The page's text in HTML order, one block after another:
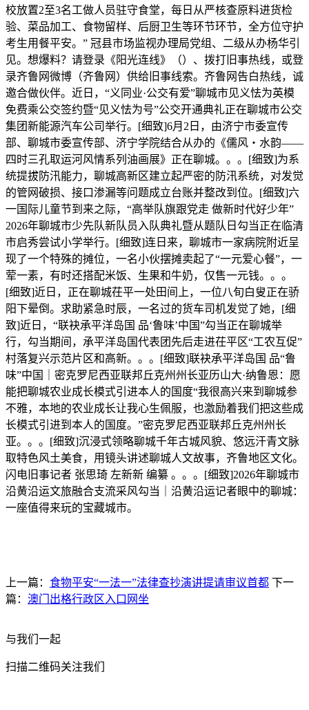
校放置2至3名工做人员驻守食堂，每日从严核查原料进货检
验、菜品加工、食物留样、后厨卫生等环节环节，全方位守护
考生用餐平安。” 冠县市场监视办理局党组、二级从办杨华引
见。想爆料？请登录《阳光连线》（）、拨打旧事热线，或登
录齐鲁网微博（齐鲁网）供给旧事线索。齐鲁网告白热线，诚
邀合做伙伴。近日，“义同业·公交有爱”聊城市见义怯为英模
免费乘公交签约暨“见义怯为号”公交开通典礼正在聊城市公交
集团新能源汽车公司举行。[细致]6月2日，由济宁市委宣传
部、聊城市委宣传部、济宁学院结合从办的《儒风・水韵——
四时三孔取运河风情系列油画展》正在聊城。。。[细致]为系
统提拔防汛能力，聊城高新区建立起严密的防汛系统，对发觉
的管网破损、接口渗漏等问题成立台账并整改到位。[细致]六
一国际儿童节到来之际，“高举队旗跟党走 做新时代好少年”
2026年聊城市少先队新队员入队典礼暨从题队日勾当正在临清
市启秀尝试小学举行。[细致]连日来，聊城市一家病院附近呈
现了一个特殊的摊位，一名小伙摆摊卖起了“一元爱心餐”，一
荤一素，有时还搭配米饭、生果和牛奶，仅售一元钱。。。
[细致]近日，正在聊城茌平一处田间上，一位八旬白叟正在骄
阳下晕倒。求助紧急时辰，一名过的货车司机发觉了她，[细
致]近日，“联袂承平洋岛国 品‘鲁味’中国”勾当正在聊城举
行，勾当期间，承平洋岛国代表团先后走进茌平区“工农互促”
村落复兴示范片区和高新。。。[细致]联袂承平洋岛国 品“鲁
味”中国｜密克罗尼西亚联邦丘克州州长亚历山大·纳鲁恩：愿
能把聊城农业成长模式引进本人的国度“我很高兴来到聊城参
不雅，本地的农业成长让我心生佩服，也激励着我们把这些成
长模式引进到本人的国度。”密克罗尼西亚联邦丘克州州长
亚。。。[细致]沉浸式领略聊城千年古城风貌、悠远汗青文脉
取特色风土美食，用镜头讲述聊城人文故事，齐鲁地区文化。
闪电旧事记者 张思琦 左新新 编纂 。。。[细致]2026年聊城市
沿黄沿运文旅融合支流采风勾当｜沿黄沿运记者眼中的聊城：
一座值得来玩的宝藏城市。
上一篇： 食物平安“一法一”法律查抄演讲提请审议首都 下一
篇： 澳门出格行政区入口网坐
与我们一起
扫描二维码关注我们